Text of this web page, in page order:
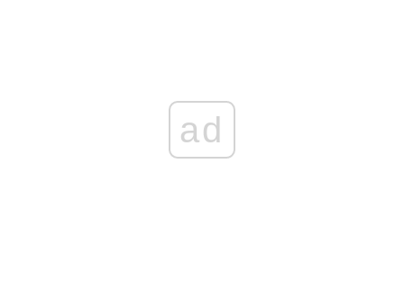
ad